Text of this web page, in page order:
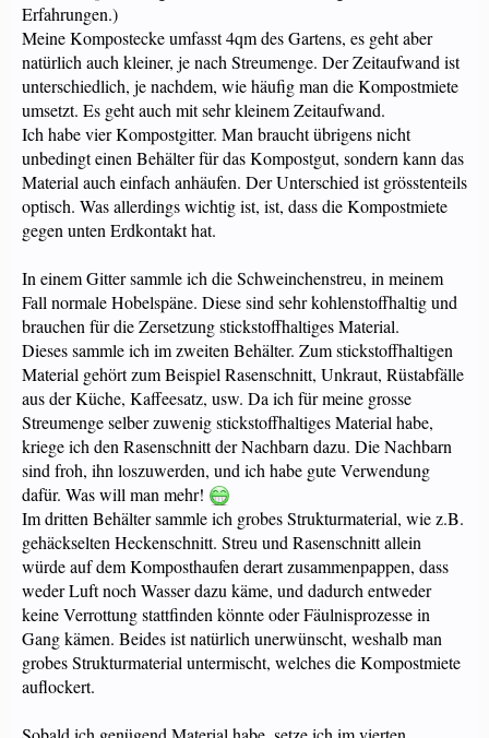
Erfahrungen.)
Meine Kompostecke umfasst 4qm des Gartens, es geht aber
natürlich auch kleiner, je nach Streumenge. Der Zeitaufwand ist
unterschiedlich, je nachdem, wie häufig man die Kompostmiete
umsetzt. Es geht auch mit sehr kleinem Zeitaufwand.
Ich habe vier Kompostgitter. Man braucht übrigens nicht
unbedingt einen Behälter für das Kompostgut, sondern kann das
Material auch einfach anhäufen. Der Unterschied ist grösstenteils
optisch. Was allerdings wichtig ist, ist, dass die Kompostmiete
gegen unten Erdkontakt hat.
In einem Gitter sammle ich die Schweinchenstreu, in meinem
Fall normale Hobelspäne. Diese sind sehr kohlenstoffhaltig und
brauchen für die Zersetzung stickstoffhaltiges Material.
Dieses sammle ich im zweiten Behälter. Zum stickstoffhaltigen
Material gehört zum Beispiel Rasenschnitt, Unkraut, Rüstabfälle
aus der Küche, Kaffeesatz, usw. Da ich für meine grosse
Streumenge selber zuwenig stickstoffhaltiges Material habe,
kriege ich den Rasenschnitt der Nachbarn dazu. Die Nachbarn
sind froh, ihn loszuwerden, und ich habe gute Verwendung
dafür. Was will man mehr!
Im dritten Behälter sammle ich grobes Strukturmaterial, wie z.B.
gehäckselten Heckenschnitt. Streu und Rasenschnitt allein
würde auf dem Komposthaufen derart zusammenpappen, dass
weder Luft noch Wasser dazu käme, und dadurch entweder
keine Verrottung stattfinden könnte oder Fäulnisprozesse in
Gang kämen. Beides ist natürlich unerwünscht, weshalb man
grobes Strukturmaterial untermischt, welches die Kompostmiete
auflockert.